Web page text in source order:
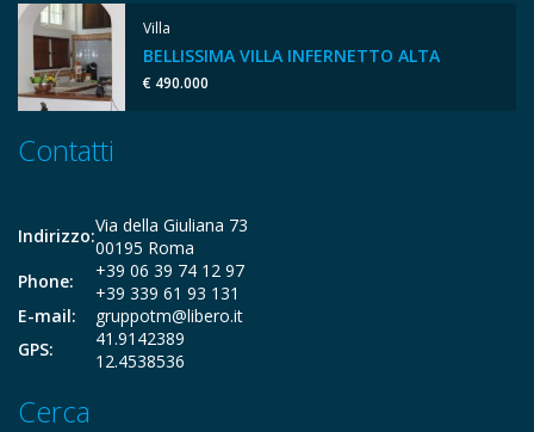
Villa
BELLISSIMA VILLA INFERNETTO ALTA
€ 490.000
Contatti
Indirizzo:Via della Giuliana 73
00195 Roma
Phone:
+39 06 39 74 12 97
+39 339 61 93 131
E-mail:
gruppotm@libero.it
GPS:
41.9142389
12.4538536
Cerca